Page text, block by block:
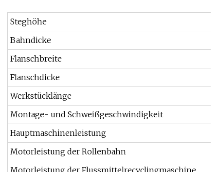
Steghöhe
Bahndicke
Flanschbreite
Flanschdicke
Werkstücklänge
Montage- und Schweißgeschwindigkeit
Hauptmaschinenleistung
Motorleistung der Rollenbahn
Motorleistung der Flussmittelrecyclingmaschine